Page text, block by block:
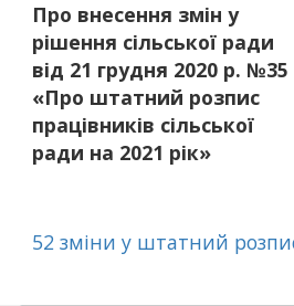
Про внесення змін у
рішення сільської ради
від 21 грудня 2020 р. №35
«Про штатний розпис
працівників сільської
ради на 2021 рік»
52 зміни у штатний